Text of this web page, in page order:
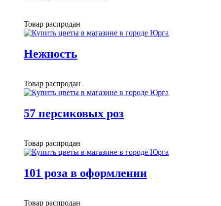
Товар распродан
Нежность
Товар распродан
57 персиковых роз
Товар распродан
101 роза в оформлении
Товар распродан